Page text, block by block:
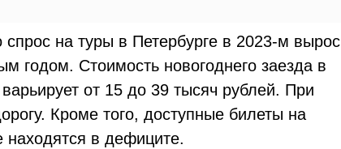
на туры в Петербурге в 2023-м вырос
годом. Стоимость новогоднего заезда в
от 15 до 39 тысяч рублей. При
Кроме того, доступные билеты на
находятся в дефиците.